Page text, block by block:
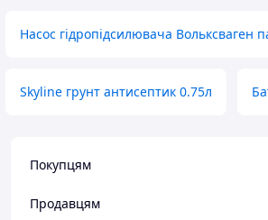
Насос гідропідсилювача Вольксваген
Skyline грунт антисептик 0.75л
Покупцям
Продавцям